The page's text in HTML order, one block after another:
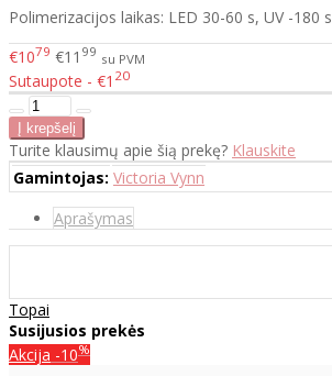
Polimerizacijos laikas: LED 30-60 s, UV -180 s
€1079 €11 99 su PVM
Sutaupote - €1 20
Turite klausimų apie šią prekę? Klauskite
Gamintojas: Victoria Vynn
Aprašymas
Topai
Susijusios prekės
Akcija -10%